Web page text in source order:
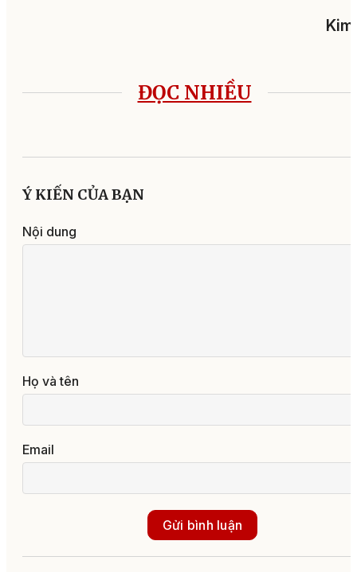
ĐỌC NHIỀU
Ý KIẾN CỦA BẠN
Nội dung
Họ và tên
Email
Gửi bình luận